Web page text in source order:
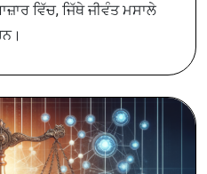
ਵਿੱਚ, ਜਿੱਥੇ ਜੀਵੰਤ ਮਸਾਲੇ